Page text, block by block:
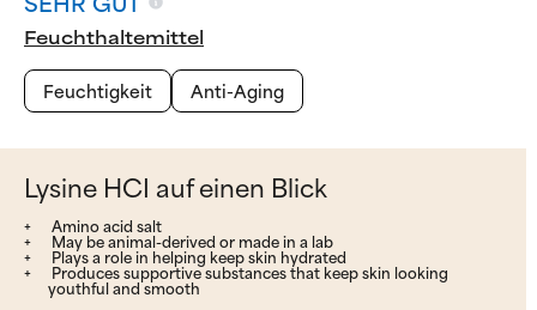
‌Feuchthaltemittel
Feuchtigkeit
Anti-Aging
Lysine HCI auf einen Blick
Amino acid salt
May be animal-derived or made in a lab
Plays a role in helping keep skin hydrated
Produces supportive substances that keep skin looking
youthful and smooth